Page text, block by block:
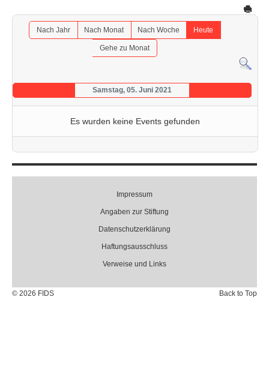
Kontakt
Nach Jahr Nach Monat Nach Woche Heute
Gehe zu Monat
Samstag, 05. Juni 2021
Es wurden keine Events gefunden
Impressum
Angaben zur Stiftung
Datenschutzerklärung
Haftungsausschluss
Verweise und Links
Back to Top
© 2026 FIDS